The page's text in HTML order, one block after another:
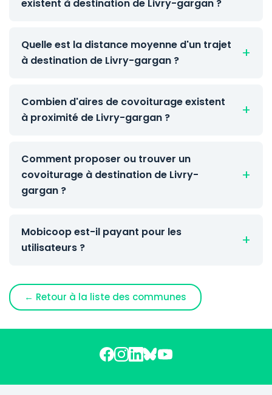
existent à destination de Livry-gargan ?
Quelle est la distance moyenne d'un trajet
à destination de Livry-gargan ?
Combien d'aires de covoiturage existent
à proximité de Livry-gargan ?
Comment proposer ou trouver un
covoiturage à destination de Livry-
gargan ?
Mobicoop est-il payant pour les
utilisateurs ?
← Retour à la liste des communes